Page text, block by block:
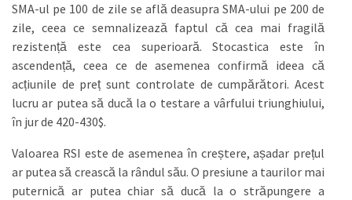
SMA-ul pe 100 de zile se află deasupra SMA-ului pe 200 de
zile, ceea ce semnalizează faptul că cea mai fragilă
rezistență este cea superioară. Stocastica este în
ascendență, ceea ce de asemenea confirmă ideea că
acțiunile de preț sunt controlate de cumpărători. Acest
lucru ar putea să ducă la o testare a vârfului triunghiului,
în jur de 420-430$.
Valoarea RSI este de asemenea în creștere, așadar prețul
ar putea să crească la rândul său. O presiune a taurilor mai
puternică ar putea chiar să ducă la o străpungere a